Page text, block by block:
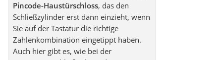
Pincode-Haustürschloss, das den
Schließzylinder erst dann einzieht, wenn
Sie auf der Tastatur die richtige
Zahlenkombination eingetippt haben.
Auch hier gibt es, wie bei der